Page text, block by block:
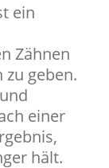
ein
Zähnen
geben.
einer
hält.